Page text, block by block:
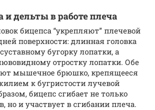
и дельты в работе плеча
бицепса “укрепляют” плечевой
поверхности: длинная головка
бугорку лопатки, а
отростку лопатки. Обе
мышечное брюшко, крепящееся
к бугристости лучевой
бицепс сгибает не только
но и участвует в сгибании плеча.